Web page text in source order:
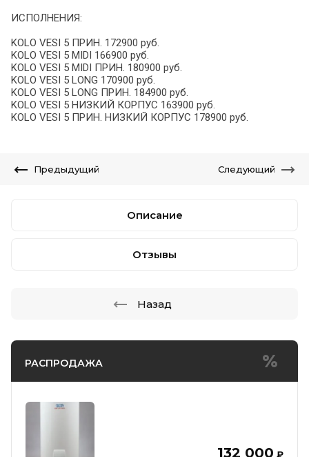
РАСПРОДАЖА
132 000 ₽
ИСПОЛНЕНИЯ:
KOLO VESI 5 ПРИН. 172900 руб.
KOLO VESI 5 MIDI 166900 руб.
KOLO VESI 5 MIDI ПРИН. 180900 руб.
KOLO VESI 5 LONG 170900 руб.
KOLO VESI 5 LONG ПРИН. 184900 руб.
KOLO VESI 5 НИЗКИЙ КОРПУС 163900 руб.
KOLO VESI 5 ПРИН. НИЗКИЙ КОРПУС 178900 руб.
Предыдущий Следующий
Описание
Отзывы
Назад